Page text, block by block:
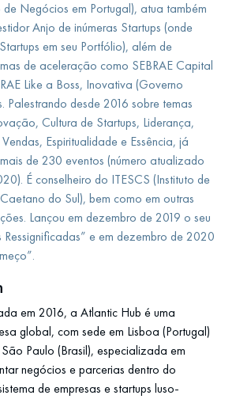
Negócios em Portugal), atua também
Anjo de inúmeras Startups (onde
em seu Portfólio), além de
de aceleração como SEBRAE Capital
Like a Boss, Inovativa (Governo
Palestrando desde 2016 sobre temas
Cultura de Startups, Liderança,
Espiritualidade e Essência, já
de 230 eventos (número atualizado
É conselheiro do ITESCS (Instituto de
do Sul), bem como em outras
Lançou em dezembro de 2019 o seu
Ressignificadas” e em dezembro de 2020
em 2016, a Atlantic Hub é uma
global, com sede em Lisboa (Portugal)
Paulo (Brasil), especializada em
negócios e parcerias dentro do
de empresas e startups luso-